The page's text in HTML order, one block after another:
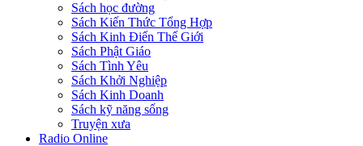
Sách học đường
Sách Kiến Thức Tổng Hợp
Sách Kinh Điển Thế Giới
Sách Phật Giáo
Sách Tình Yêu
Sách Khởi Nghiệp
Sách Kinh Doanh
Sách kỹ năng sống
Truyện xưa
Radio Online